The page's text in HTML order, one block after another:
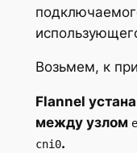
Возьмем, к
Flannel
между узлом
cni0.